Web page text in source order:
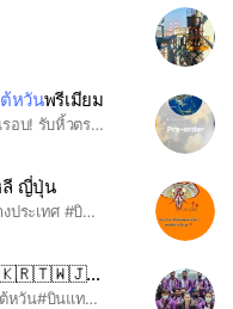
หวันพรีเมียม
🔥 แบรนด์ดัง ราคาโรงงาน มาเป็นรอบ! รับหิ้วตรงจากไต้หวัน 🇹🇼 ไม่ผ่านคนกลาง 🛒 ฝากซื้อได้ทุกอย่าง ตั้งแต่ของกิน เครื่องสำอาง ของใช้ ยันสินค้าหายาก 📦 อัปเดตทุกขั้นตอน ส่งจริง มีรอบชัดเจน ใครรอของราคาดี ต้องไม่พลาดกลุ่มนี้!
ลี ญี่ปุ่น
#งานไต้หวัน #งานเกาหลี #งานต่างประเทศ #บินไต้หวัน
KK
#บินทำงานเกาหลี#ไต้หวัน#งานไต้หวัน#บินแทคไต้หวัน#บินสดไต้หวัน #บินแทคเกาหลี#บินฟรีเกาหลี#ทำงานเกาหลี#งานสวน#โรงงาน#ญี่ปุ่น#ฮ่องกง#ญี่ปุ่น#มาเลเซีย#สิงคโปร์#ย้ายงานในเกาหลี#ย้ายงานในไต้หวัน#uวด#massage